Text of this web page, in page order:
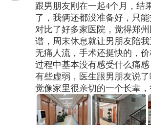
跟男朋友刚在一起4个月，结
了，我俩还都没准备好，只
对比了好多家医院，觉得郑
谱，周末休息就让男朋友陪
无痛人流，手术还挺快的，价
过程中基本没有感受什么痛
有些虚弱，医生跟男朋友说
觉像家里很亲切的一个长辈，